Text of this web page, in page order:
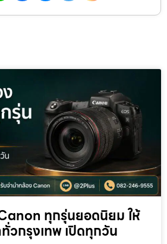
ทุกรุ่นยอดนิยม ให้
วกรุงเทพ เปิดทุกวัน